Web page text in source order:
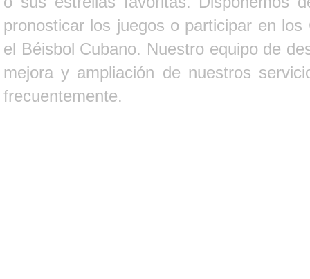
pronosticar los juegos o participar en
el Béisbol Cubano. Nuestro equipo de
mejora y ampliación de nuestros
frecuentemente.